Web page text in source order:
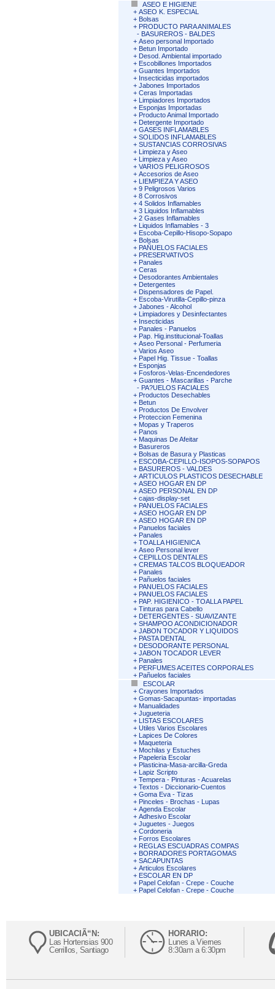
ASEO E HIGIENE
+ ASEO K. ESPECIAL
+ Bolsas
+ PRODUCTO PARA ANIMALES
- BASUREROS - BALDES
+ Aseo personal Importado
+ Betun Importado
+ Desod. Ambiental importado
+ Escobillones Importados
+ Guantes Importados
+ Insecticidas importados
+ Jabones Importados
+ Ceras Importadas
+ Limpiadores Importados
+ Esponjas Importadas
+ Producto Animal Importado
+ Detergente Importado
+ GASES INFLAMABLES
+ SOLIDOS INFLAMABLES
+ SUSTANCIAS CORROSIVAS
+ Limpieza y Aseo
+ Limpieza y Aseo
+ VARIOS PELIGROSOS
+ Accesorios de Aseo
+ LIEMPIEZA Y ASEO
+ 9 Peligrosos Varios
+ 8 Corrosivos
+ 4 Solidos Inflamables
+ 3 Liquidos Inflamables
+ 2 Gases Inflamables
+ Liquidos Inflamables - 3
+ Escoba-Cepillo-Hisopo-Sopapo
+ Bolsas
+ PAÑUELOS FACIALES
+ PRESERVATIVOS
+ Panales
+ Ceras
+ Desodorantes Ambientales
+ Detergentes
+ Dispensadores de Papel.
+ Escoba-Virutilla-Cepillo-pinza
+ Jabones - Alcohol
+ Limpiadores y Desinfectantes
+ Insecticidas
+ Panales - Panuelos
+ Pap. Hig.institucional-Toallas
+ Aseo Personal - Perfumeria
+ Varios Aseo
+ Papel Hig. Tissue - Toallas
+ Esponjas
+ Fosforos-Velas-Encendedores
+ Guantes - Mascarillas - Parche
- PA?UELOS FACIALES
+ Productos Desechables
+ Betun
+ Productos De Envolver
+ Proteccion Femenina
+ Mopas y Traperos
+ Panos
+ Maquinas De Afeitar
+ Basureros
+ Bolsas de Basura y Plasticas
+ ESCOBA-CEPILLO-ISOPOS-SOPAPOS
+ BASUREROS - VALDES
+ ARTICULOS PLASTICOS DESECHABLE
+ ASEO HOGAR EN DP
+ ASEO PERSONAL EN DP
+ cajas-display-set
+ PANUELOS FACIALES
+ ASEO HOGAR EN DP
+ ASEO HOGAR EN DP
+ Panuelos faciales
+ Panales
+ TOALLA HIGIENICA
+ Aseo Personal lever
+ CEPILLOS DENTALES
+ CREMAS TALCOS BLOQUEADOR
+ Panales
+ Pañuelos faciales
+ PANUELOS FACIALES
+ PANUELOS FACIALES
+ PAP. HIGIENICO - TOALLA PAPEL
+ Tinturas para Cabello
+ DETERGENTES - SUAVIZANTE
+ SHAMPOO ACONDICIONADOR
+ JABON TOCADOR Y LIQUIDOS
+ PASTA DENTAL
+ DESODORANTE PERSONAL
+ JABON TOCADOR LEVER
+ Panales
+ PERFUMES ACEITES CORPORALES
+ Pañuelos faciales
ESCOLAR
+ Crayones Importados
+ Gomas-Sacapuntas- importadas
+ Manualidades
+ Jugueteria
+ LISTAS ESCOLARES
+ Utiles Varios Escolares
+ Lapices De Colores
+ Maqueteria
+ Mochilas y Estuches
+ Papeleria Escolar
+ Plasticina-Masa-arcilla-Greda
+ Lapiz Scripto
+ Tempera - Pinturas - Acuarelas
+ Textos - Diccionario-Cuentos
+ Goma Eva - Tizas
+ Pinceles - Brochas - Lupas
+ Agenda Escolar
+ Adhesivo Escolar
+ Juguetes - Juegos
+ Cordoneria
+ Forros Escolares
+ REGLAS ESCUADRAS COMPAS
+ BORRADORES PORTAGOMAS
+ SACAPUNTAS
+ Articulos Escolares
+ ESCOLAR EN DP
+ Papel Celofan - Crepe - Couche
+ Papel Celofan - Crepe - Couche
UBICACIÃ“N:
Las Hortensias 900
Cerrillos, Santiago
HORARIO:
Lunes a Viernes
8:30am a 6:30pm